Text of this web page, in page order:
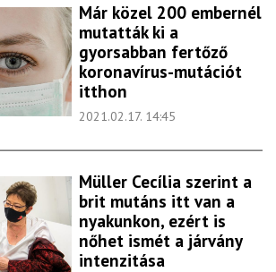
Már közel 200 embernél
mutatták ki a
gyorsabban fertőző
koronavírus-mutációt
itthon
2021.02.17. 14:45
Müller Cecília szerint a
brit mutáns itt van a
nyakunkon, ezért is
nőhet ismét a járvány
intenzitása